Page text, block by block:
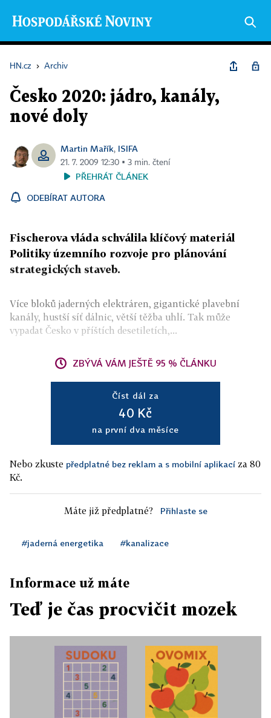
HN.cz › Archiv
Česko 2020: jádro, kanály,
nové doly
Martin Mařík, ISIFA
21. 7. 2009 12:30 ▪ 3 min. čtení
PŘEHRÁT ČLÁNEK
ODEBÍRAT AUTORA
Fischerova vláda schválila klíčový materiál
Politiky územního rozvoje pro plánování
strategických staveb.
Více bloků jaderných elektráren, gigantické plavební
kanály, hustší síť dálnic, větší těžba uhlí. Tak může
vypadat Česko v příštích desetiletích,...
ZBÝVÁ VÁM JEŠTĚ 95 % ČLÁNKU
Číst dál za
40 Kč
na první dva měsíce
Nebo zkuste předplatné bez reklam a s mobilní aplikací za 80
Kč.
Máte již předplatné? Přihlaste se
#jaderná energetika #kanalizace
Informace už máte
Teď je čas procvičit mozek